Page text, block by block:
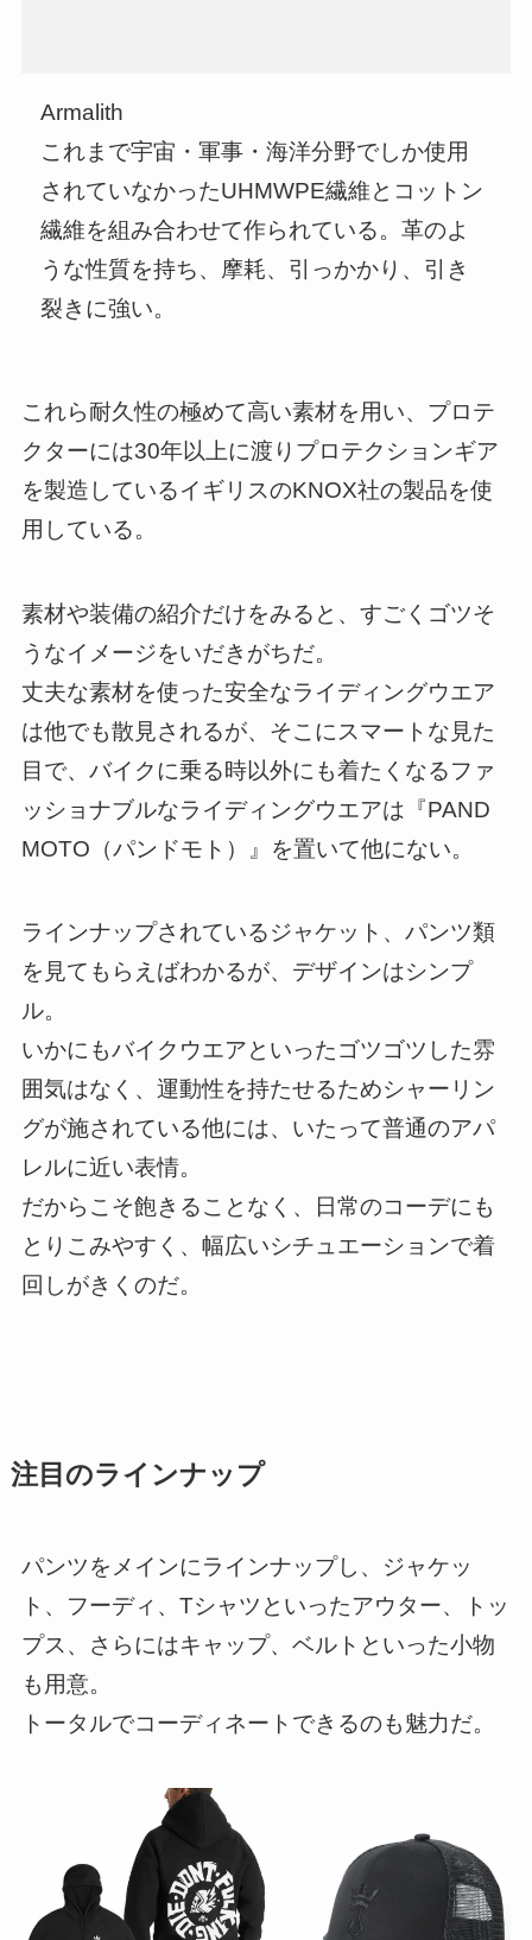
Armalith
これまで宇宙・軍事・海洋分野でしか使用
されていなかったUHMWPE繊維とコットン
繊維を組み合わせて作られている。革のよ
うな性質を持ち、摩耗、引っかかり、引き
裂きに強い。
これら耐久性の極めて高い素材を用い、プロテ
クターには30年以上に渡りプロテクションギア
を製造しているイギリスのKNOX社の製品を使
用している。
素材や装備の紹介だけをみると、すごくゴツそ
うなイメージをいだきがちだ。
丈夫な素材を使った安全なライディングウエア
は他でも散見されるが、そこにスマートな見た
目で、バイクに乗る時以外にも着たくなるファ
ッショナブルなライディングウエアは『PAND
MOTO（パンドモト）』を置いて他にない。
ラインナップされているジャケット、パンツ類
を見てもらえばわかるが、デザインはシンプ
ル。
いかにもバイクウエアといったゴツゴツした雰
囲気はなく、運動性を持たせるためシャーリン
グが施されている他には、いたって普通のアパ
レルに近い表情。
だからこそ飽きることなく、日常のコーデにも
とりこみやすく、幅広いシチュエーションで着
回しがきくのだ。
注目のラインナップ
パンツをメインにラインナップし、ジャケッ
ト、フーディ、Tシャツといったアウター、トッ
プス、さらにはキャップ、ベルトといった小物
も用意。
トータルでコーディネートできるのも魅力だ。